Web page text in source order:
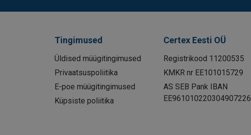
Tingimused
Üldised müügitingimused
Privaatsuspoliitika
E-poe müügitingimused
Küpsiste poliitika
Certex Eesti OÜ
Registrikood 11200535
KMKR nr EE101015729
AS SEB Pank IBAN
EE961010220304907226